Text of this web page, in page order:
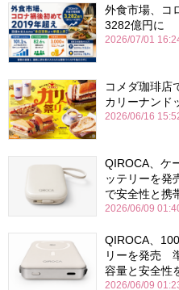
外食市場、コ
3282億円に
2026/07/01
コメダ珈琲
カリーナンド
2026/06/16
QIROCA、ケ
ッテリーを
で安全性と携
2026/06/09
QIROCA、
リーを発売
容量と安全性
2026/06/09